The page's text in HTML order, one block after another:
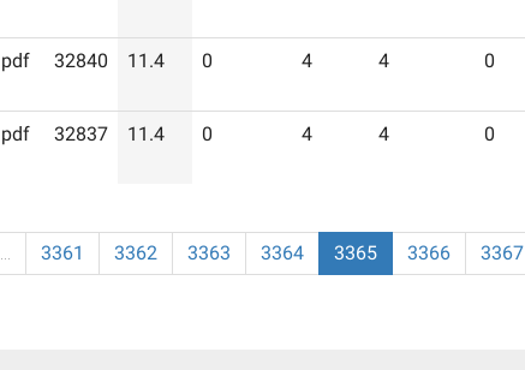
pdf 32840 11.4 0 4 4 0
pdf 32837 11.4 0 4 4 0
… 3361 3362 3363 3364 3365 3366 3367